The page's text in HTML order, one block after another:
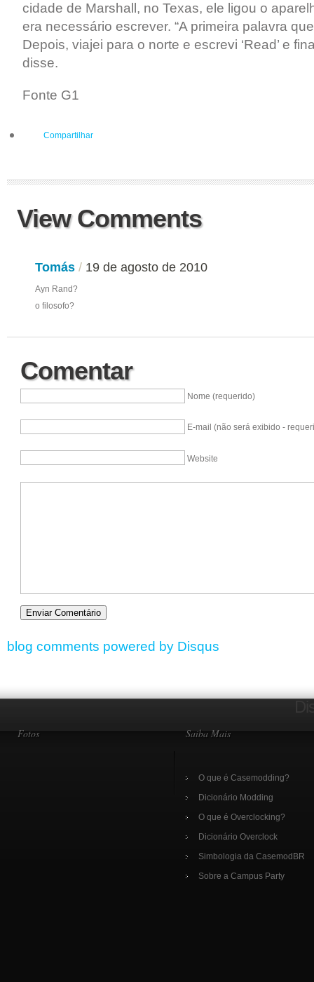
cidade de Marshall, no Texas, ele ligou o
era necessário escrever. “A primeira palavra que
Depois, viajei para o norte e escrevi ‘Read’ e
disse.
Fonte G1
Compartilhar
View Comments
Tomás / 19 de agosto de 2010
Ayn Rand?
o filosofo?
Comentar
Nome (requerido)
E-mail (não será exibido -
Website
blog comments powered by Disqus
Fotos Saiba Mais
O que é Casemodding?
Dicionário Modding
O que é Overclocking?
Dicionário Overclock
Simbologia da CasemodBR
Sobre a Campus Party